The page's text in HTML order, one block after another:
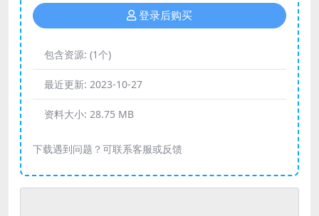
登录后购买
包含资源: (1个)
最近更新: 2023-10-27
资料大小: 28.75 MB
下载遇到问题？可联系客服或反馈